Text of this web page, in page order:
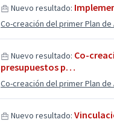
Nuevo resultado:
Co-creación del primer Plan
Nuevo resultado: Co-
presupuestos p…
Co-creación del primer Plan
Nuevo resultado: